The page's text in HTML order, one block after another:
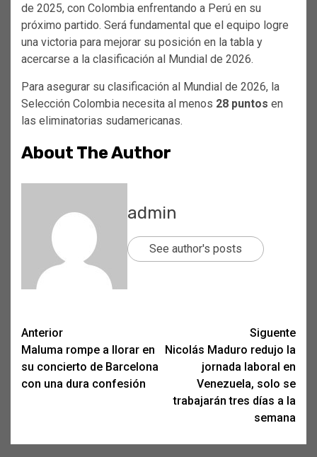
de 2025, con Colombia enfrentando a Perú en su
próximo partido. Será fundamental que el equipo logre
una victoria para mejorar su posición en la tabla y
acercarse a la clasificación al Mundial de 2026.
Para asegurar su clasificación al Mundial de 2026, la
Selección Colombia necesita al menos 28 puntos en
las eliminatorias sudamericanas.
About The Author
admin
See author's posts
Post
navigation
Anterior
Maluma rompe a llorar en
su concierto de Barcelona
con una dura confesión
Siguente
Nicolás Maduro redujo la
jornada laboral en
Venezuela, solo se
trabajarán tres días a la
semana